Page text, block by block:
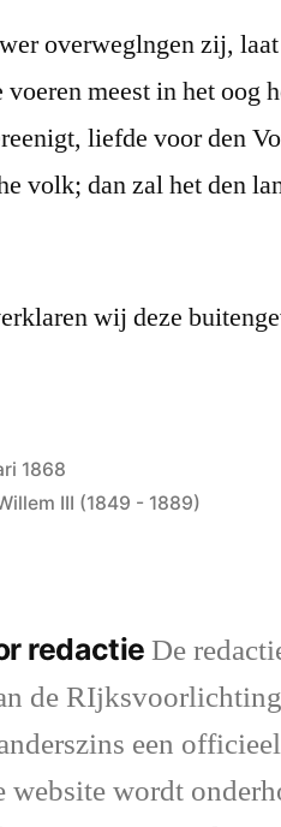
overweglngen zij,
meest in het oog
liefde voor den
volk; dan zal het den
wij deze
1868
III (1849 - 1889)
redactieDe
de
een
website wordt